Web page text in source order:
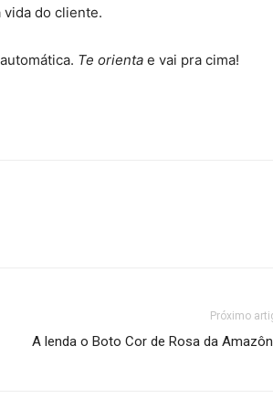
vida do cliente.
. Te orienta e vai pra cima!
Próximo
A lenda o Boto Cor de Rosa da